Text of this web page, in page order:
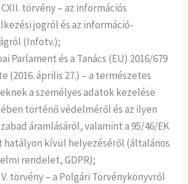
CXII. törvény – az információs
jogról és az információ-
(Infotv.);
Parlament és a Tanács (EU) 2016/679
(2016. április 27.) – a természetes
a személyes adatok kezelése
történő védelméről és az ilyen
áramlásáról, valamint a 95/46/EK
hatályon kívül helyezéséről (általános
rendelet, GDPR);
V. törvény – a Polgári Törvénykönyvről